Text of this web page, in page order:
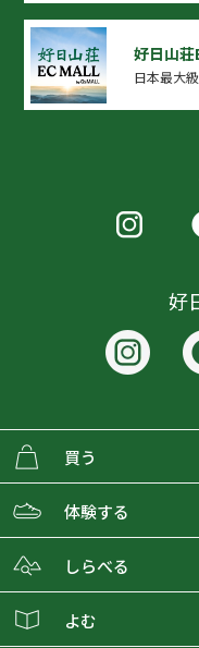
好日山荘
日本最大
好
買う
ECMALLの商品
取り扱いブラ
体験する
おとな女子登山
しらべる
登山レポート
よむ